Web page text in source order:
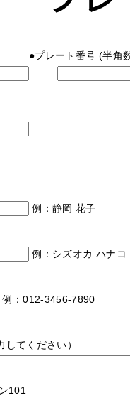
●プレート番号 (半角
例：静岡 花子
例：シズオカ ハナコ
例：012-3456-7890
してください）
101